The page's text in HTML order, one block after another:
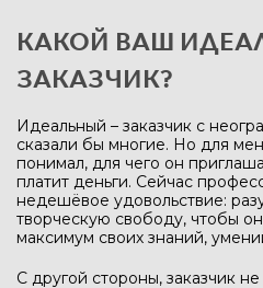
КАКОЙ ВАШ
ЗАКАЗЧИК?
Идеальный – заказчик с
сказали бы многие. Но для
понимал, для чего он
платит деньги. Сейчас
недешёвое удовольствие:
творческую свободу, чтобы
максимум своих знаний,
С другой стороны, заказчик